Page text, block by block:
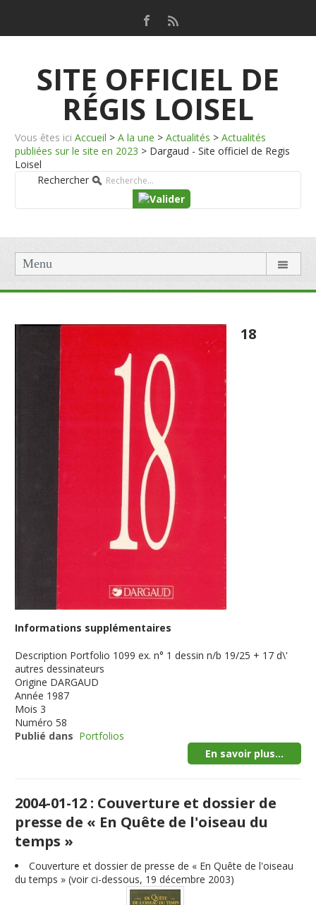
SITE OFFICIEL DE
RÉGIS LOISEL
Vous êtes ici Accueil > A la une > Actualités > Actualités
publiées sur le site en 2023 > Dargaud - Site officiel de Regis
Loisel
Rechercher
Menu
18
Informations supplémentaires
Description Portfolio 1099 ex. n° 1 dessin n/b 19/25 + 17 d\'
autres dessinateurs
Origine DARGAUD
Année 1987
Mois 3
Numéro 58
Publié dans Portfolios
En savoir plus...
2004-01-12 : Couverture et dossier de
presse de « En Quête de l'oiseau du
temps »
Couverture et dossier de presse de « En Quête de l'oiseau
du temps » (voir ci-dessous, 19 décembre 2003)